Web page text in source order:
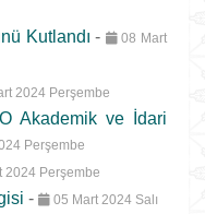
Kutlandı-
08 Mart
2024 Perşembe
Akademik ve İdari
Perşembe
2024 Perşembe
- 05 Mart 2024 Salı